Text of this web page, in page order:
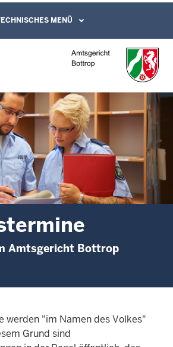
Sitzungstermine
Gebärdensprachenvideo
MENÜ
Amtsgericht Bottrop
werden "im Namen des Volkes"
Grund sind